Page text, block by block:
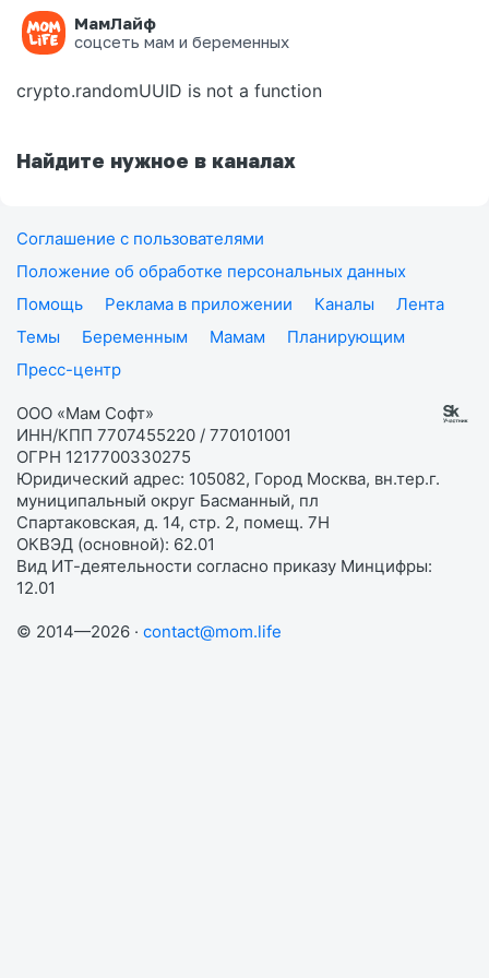
МамЛайф
соцсеть мам и беременных
Ошибка на странице
crypto.randomUUID is not a function
Найдите нужное в каналах
Соглашение с пользователями
Положение об обработке персональных данных
Помощь
Реклама в приложении Каналы
Лента
Темы
Беременным Мамам
Планирующим
Пресс-центр
ООО «Мам Софт»
ИНН/КПП 7707455220 / 770101001
ОГРН 1217700330275
Юридический адрес: 105082, Город Москва, вн.тер.г.
муниципальный округ Басманный, пл
Спартаковская, д. 14, стр. 2, помещ. 7Н
ОКВЭД (основной): 62.01
Вид ИТ-деятельности согласно приказу Минцифры:
12.01
© 2014—2026 · contact@mom.life